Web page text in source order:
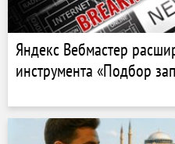
Яндекс Вебмастер
инструмента «Подбор